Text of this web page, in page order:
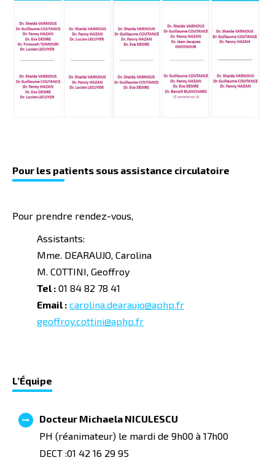
Pour les patients sous assistance circulatoire
Pour prendre rendez-vous,
Assistants:
Mme. DEARAUJO, Carolina
M. COTTINI, Geoffroy
Tel : 01 84 82 78 41
Email : carolina.dearaujo@aphp.fr
geoffroy.cottini@aphp.fr
L’Équipe
Docteur Michaela NICULESCU
PH (réanimateur) le mardi de 9h00 à 17h00
DECT :01 42 16 29 95